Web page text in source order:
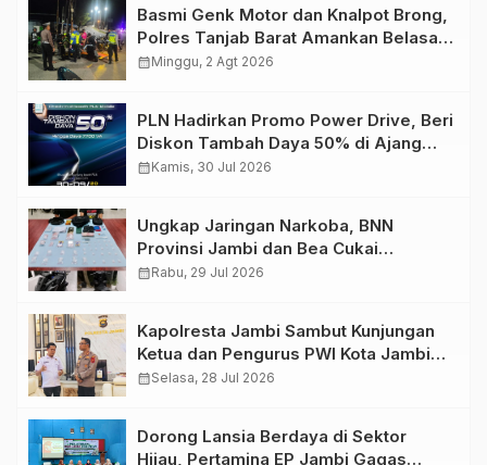
Basmi Genk Motor dan Knalpot Brong,
Polres Tanjab Barat Amankan Belasan
Kendaraan
calendar_monthMinggu, 2 Agt 2026
PLN Hadirkan Promo Power Drive, Beri
Diskon Tambah Daya 50% di Ajang
GIIAS 2026
calendar_monthKamis, 30 Jul 2026
Ungkap Jaringan Narkoba, BNN
Provinsi Jambi dan Bea Cukai
Amankan Sembilan Pelaku beserta
calendar_monthRabu, 29 Jul 2026
Kapolresta Jambi Sambut Kunjungan
Ketua dan Pengurus PWI Kota Jambi
Perkuat Sinergi dan Kolaborasi
calendar_monthSelasa, 28 Jul 2026
Dorong Lansia Berdaya di Sektor
Hijau, Pertamina EP Jambi Gagas